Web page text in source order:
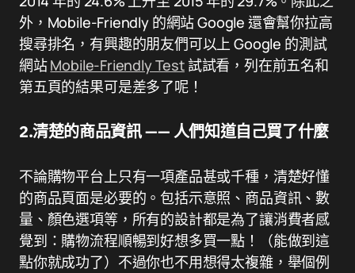
外，Mobile-Friendly 的網站 Google 還會幫你拉高
搜尋排名，有興趣的朋友們可以上 Google 的測試
網站Mobile-Friendly Test試試看，列在前五名和
第五頁的結果可是差多了呢！
2.清楚的商品資訊 —— 人們知道自己買了什麼
不論購物平台上只有一項產品甚或千種，清楚好懂
的商品頁面是必要的。包括示意照、商品資訊、數
量、顏色選項等，所有的設計都是為了讓消費者感
覺到：購物流程順暢到好想多買一點！（能做到這
點你就成功了）不過你也不用想得太複雜，舉個例